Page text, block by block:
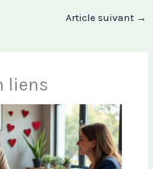
Article suivant →
liens